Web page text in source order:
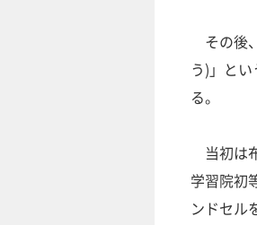
その後
う)」と
る。
当初は
学習院初
ンドセル